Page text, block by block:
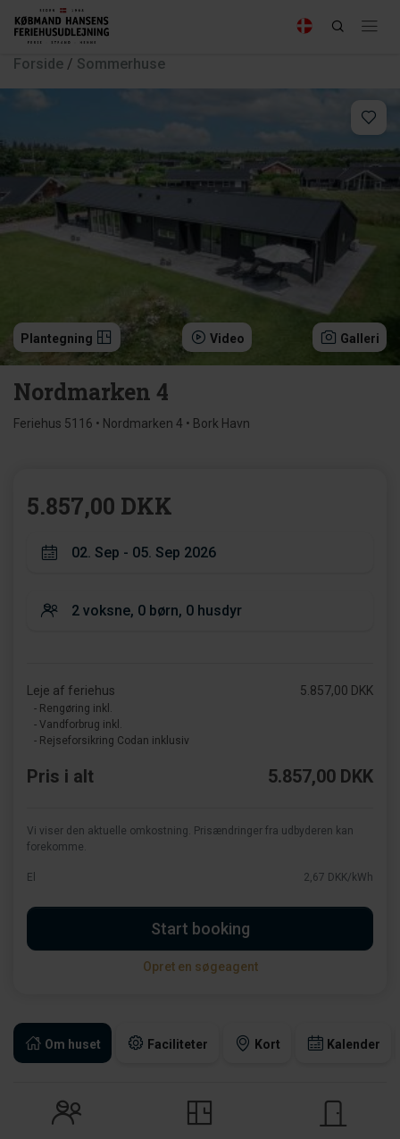
Forside / Sommerhuse
Plantegning Video Galleri
Nordmarken 4
Feriehus 5116 • Nordmarken 4 • Bork Havn
Om huset Faciliteter Kort Kalender
5.857,00 DKK
Leje af feriehus
- Rengøring inkl.
- Vandforbrug inkl.
- Rejseforsikring Codan inklusiv
5.857,00 DKK
Pris i alt 5.857,00 DKK
Vi viser den aktuelle omkostning. Prisændringer fra udbyderen kan
forekomme.
El 2,67 DKK/kWh
Start booking
Opret en søgeagent